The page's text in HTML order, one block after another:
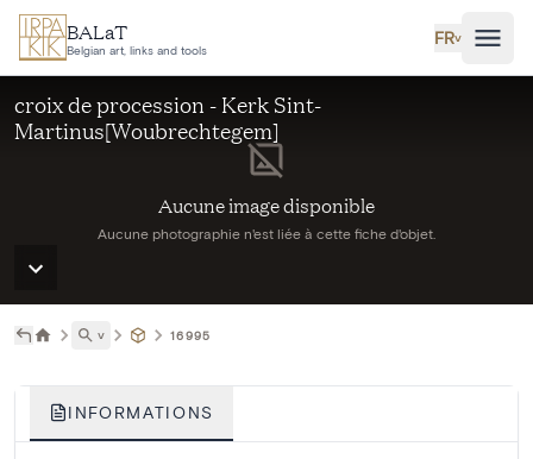
Aller au contenu principal
BALaT
Belgian art, links and tools
FR˅
Aucune image disponible
Aucune photographie n'est liée à cette fiche d'objet.
croix de procession - Kerk Sint-
Martinus[Woubrechtegem]
˅ 16995
INFORMATIONS